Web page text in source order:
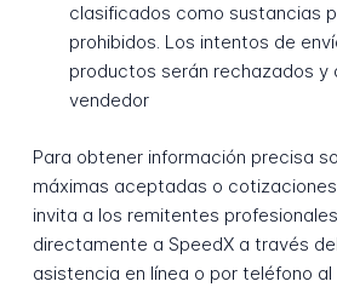
clasificados como sustancias
prohibidos. Los intentos de
productos serán rechazados y
vendedor
Para obtener información precisa
máximas aceptadas o
invita a los remitentes
directamente a SpeedX a través
asistencia en línea o por teléfono